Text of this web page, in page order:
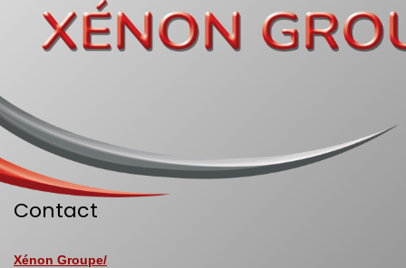
Contact
Xénon Groupe/